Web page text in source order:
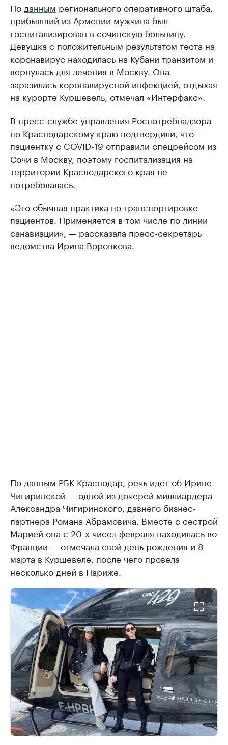
По данным регионального оперативного штаба,
прибывший из Армении мужчина был
госпитализирован в сочинскую больницу.
Девушка с положительным результатом теста на
коронавирус находилась на Кубани транзитом и
вернулась для лечения в Москву. Она
заразилась коронавирусной инфекцией, отдыхая
на курорте Куршевель, отмечал «Интерфакс».
В пресс-службе управления Роспотребнадзора
по Краснодарскому краю подтвердили, что
пациентку с COVID-19 отправили спецрейсом из
Сочи в Москву, поэтому госпитализация на
территории Краснодарского края не
потребовалась.
«Это обычная практика по транспортировке
пациентов. Применяется в том числе по линии
санавиации», — рассказала пресс-секретарь
ведомства Ирина Воронкова.
По данным РБК Краснодар, речь идет об Ирине
Чигиринской — одной из дочерей миллиардера
Александра Чигиринского, давнего бизнес-
партнера Романа Абрамовича. Вместе с сестрой
Марией она с 20-х чисел февраля находилась во
Франции — отмечала свой день рождения и 8
марта в Куршевеле, после чего провела
несколько дней в Париже.